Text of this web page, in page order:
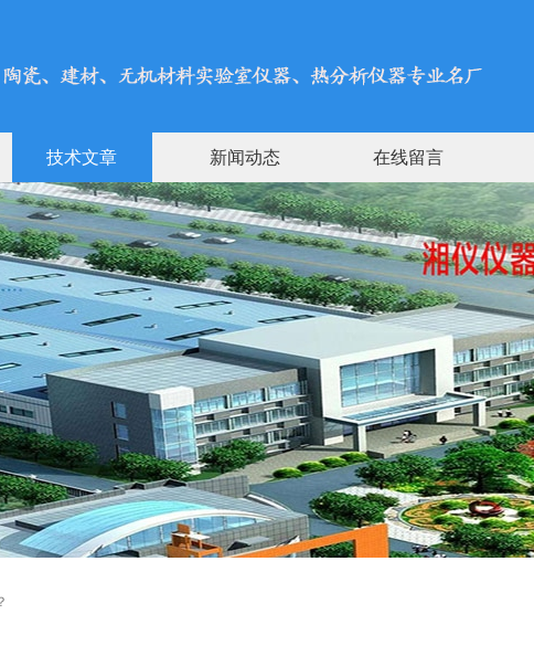
技术文章 新闻动态 在线留言